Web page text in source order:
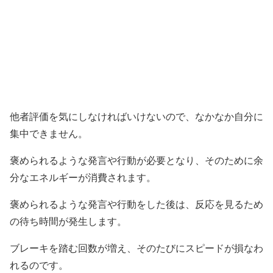
他者評価を気にしなければいけないので、なかなか自分に
集中できません。
褒められるような発言や行動が必要となり、そのために余
分なエネルギーが消費されます。
褒められるような発言や行動をした後は、反応を見るため
の待ち時間が発生します。
ブレーキを踏む回数が増え、そのたびにスピードが損なわ
れるのです。